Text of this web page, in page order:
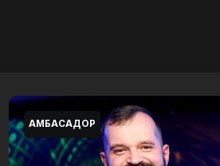
АМБАСАДОР